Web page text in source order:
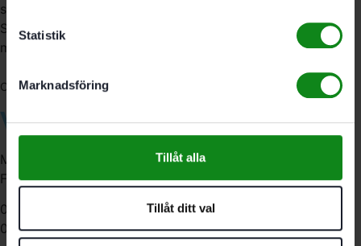
Statistik
Marknadsföring
Tillåt alla
Tillåt ditt val
serviceverkstad i Stockholm samt en e-handel för hela
Sverige. Av oss får du professionell service av
medarbetare med gedigen erfarenhet.
Org. nr:556341-4290
Våra öppettider
Måndag-Torsdag:
Fredag:
07:00-16:00
07:00-15:00